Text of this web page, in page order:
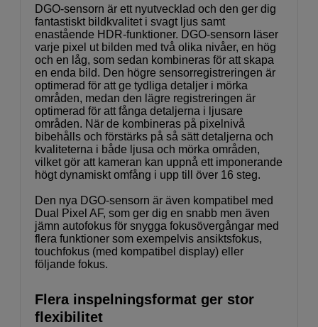
DGO-sensorn är ett nyutvecklad och den ger dig
fantastiskt bildkvalitet i svagt ljus samt
enastående HDR-funktioner. DGO-sensorn läser
varje pixel ut bilden med två olika nivåer, en hög
och en låg, som sedan kombineras för att skapa
en enda bild. Den högre sensorregistreringen är
optimerad för att ge tydliga detaljer i mörka
områden, medan den lägre registreringen är
optimerad för att fånga detaljerna i ljusare
områden. När de kombineras på pixelnivå
bibehålls och förstärks på så sätt detaljerna och
kvaliteterna i både ljusa och mörka områden,
vilket gör att kameran kan uppnå ett imponerande
högt dynamiskt omfång i upp till över 16 steg.
Den nya DGO-sensorn är även kompatibel med
Dual Pixel AF, som ger dig en snabb men även
jämn autofokus för snygga fokusövergångar med
flera funktioner som exempelvis ansiktsfokus,
touchfokus (med kompatibel display) eller
följande fokus.
Flera inspelningsformat ger stor
flexibilitet